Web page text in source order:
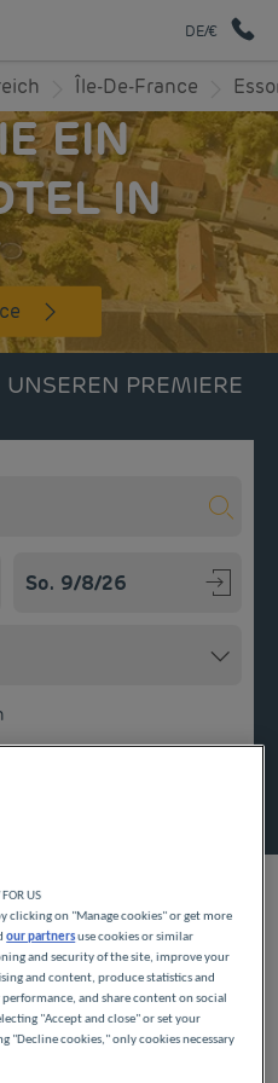
DE/€
Île-De-France
EIN
IN
PREMIERE
IN
FOR US
clicking on "Manage cookies" or get more
our partnersuse cookies or similar
and security of the site, improve your
and content, produce statistics and
and share content on social
"Accept and close" or set your
"Decline cookies," only cookies necessary